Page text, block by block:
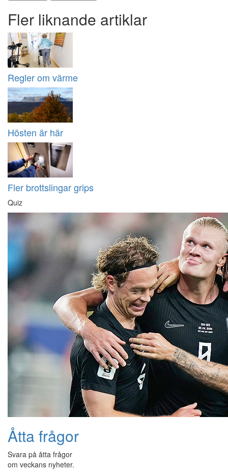
Fler liknande artiklar
Regler om värme
Hösten är här
Fler brottslingar grips
Quiz
Åtta frågor
Svara på åtta frågor
om veckans nyheter.